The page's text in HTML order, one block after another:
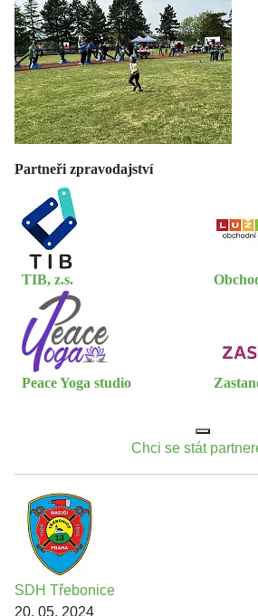
Partneři zpravodajství
TIB, z.s.
Peace Yoga studio
Chci se stát
SDH Třebonice
20. 05. 2024